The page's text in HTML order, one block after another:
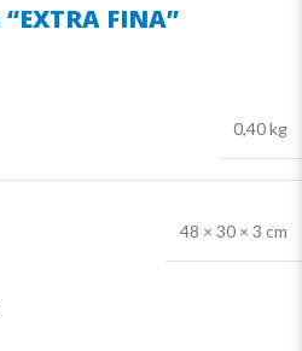
FINA”
0,40 kg
48 × 30 × 3 cm